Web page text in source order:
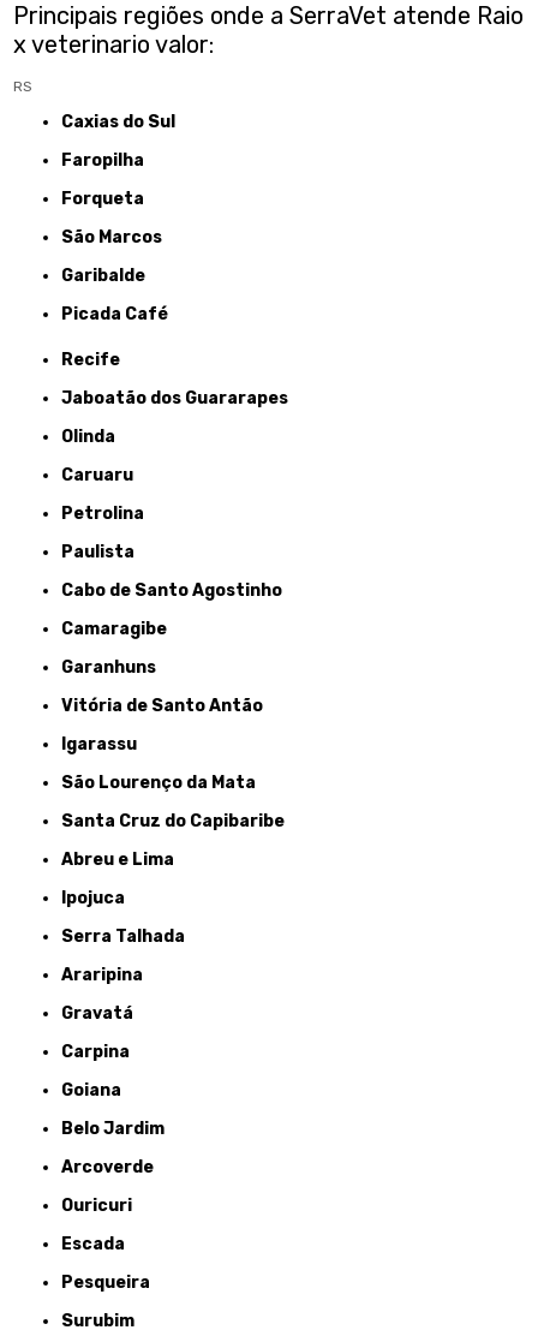
Principais regiões onde a SerraVet atende Raio
x veterinario valor:
RS
Caxias do Sul
Faropilha
Forqueta
São Marcos
Garibalde
Picada Café
Recife
Jaboatão dos Guararapes
Olinda
Caruaru
Petrolina
Paulista
Cabo de Santo Agostinho
Camaragibe
Garanhuns
Vitória de Santo Antão
Igarassu
São Lourenço da Mata
Santa Cruz do Capibaribe
Abreu e Lima
Ipojuca
Serra Talhada
Araripina
Gravatá
Carpina
Goiana
Belo Jardim
Arcoverde
Ouricuri
Escada
Pesqueira
Surubim